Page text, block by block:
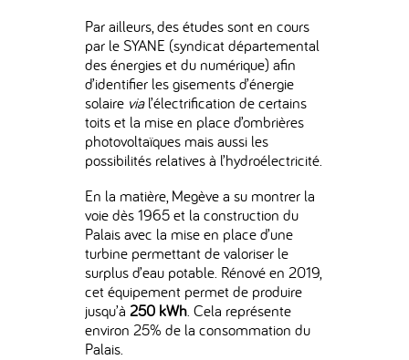
Par ailleurs, des études sont en cours
par le SYANE (syndicat départemental
des énergies et du numérique) afin
d’identifier les gisements d’énergie
solaire vial’électrification de certains
toits et la mise en place d’ombrières
photovoltaïques mais aussi les
possibilités relatives à l’hydroélectricité.
En la matière, Megève a su montrer la
voie dès 1965 et la construction du
Palais avec la mise en place d’une
turbine permettant de valoriser le
surplus d’eau potable. Rénové en 2019,
cet équipement permet de produire
jusqu’à250 kWh. Cela représente
environ 25% de la consommation du
Palais.